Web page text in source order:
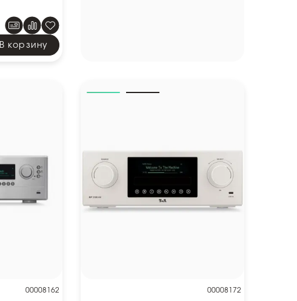
В корзину
00008162 00008172